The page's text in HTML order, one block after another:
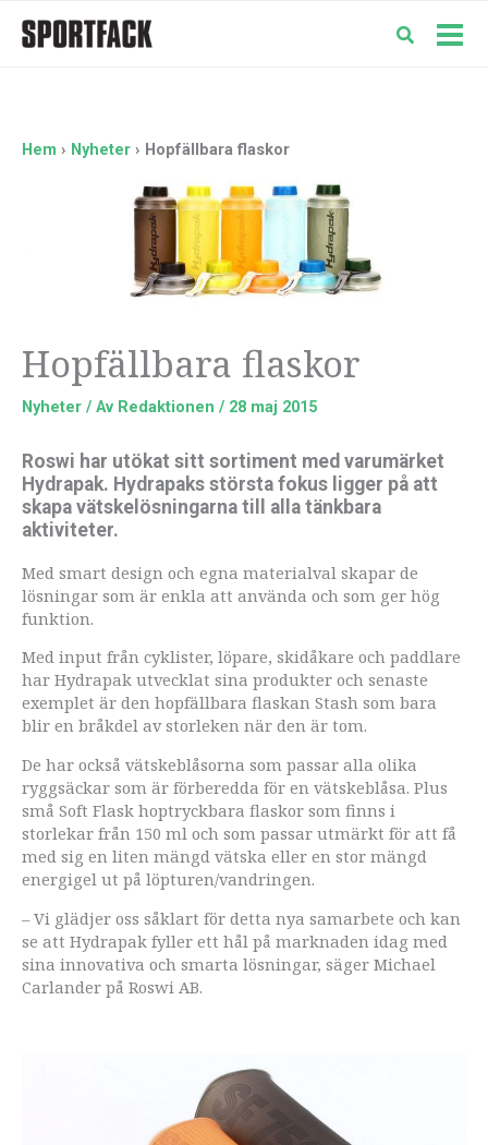
Hem Nyheter Hopfällbara flaskor
Hopfällbara flaskor
Nyheter / Av Redaktionen / 28 maj 2015
Roswi har utökat sitt sortiment med varumärket
Hydrapak. Hydrapaks största fokus ligger på att
skapa vätskelösningarna till alla tänkbara
aktiviteter.
Med smart design och egna materialval skapar de
lösningar som är enkla att använda och som ger hög
funktion.
Med input från cyklister, löpare, skidåkare och paddlare
har Hydrapak utvecklat sina produkter och senaste
exemplet är den hopfällbara flaskan Stash som bara
blir en bråkdel av storleken när den är tom.
De har också vätskeblåsorna som passar alla olika
ryggsäckar som är förberedda för en vätskeblåsa. Plus
små Soft Flask hoptryckbara flaskor som finns i
storlekar från 150 ml och som passar utmärkt för att få
med sig en liten mängd vätska eller en stor mängd
energigel ut på löpturen/vandringen.
– Vi glädjer oss såklart för detta nya samarbete och kan
se att Hydrapak fyller ett hål på marknaden idag med
sina innovativa och smarta lösningar, säger Michael
Carlander på Roswi AB.